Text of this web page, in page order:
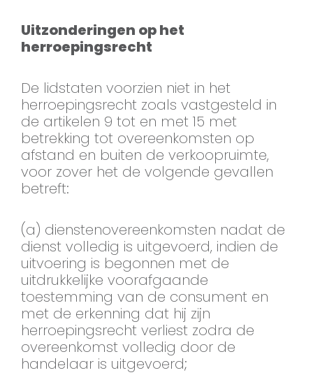
Uitzonderingen op het
herroepingsrecht
De lidstaten voorzien niet in het
herroepingsrecht zoals vastgesteld in
de artikelen 9 tot en met 15 met
betrekking tot overeenkomsten op
afstand en buiten de verkoopruimte,
voor zover het de volgende gevallen
betreft:
(a) dienstenovereenkomsten nadat de
dienst volledig is uitgevoerd, indien de
uitvoering is begonnen met de
uitdrukkelijke voorafgaande
toestemming van de consument en
met de erkenning dat hij zijn
herroepingsrecht verliest zodra de
overeenkomst volledig door de
handelaar is uitgevoerd;